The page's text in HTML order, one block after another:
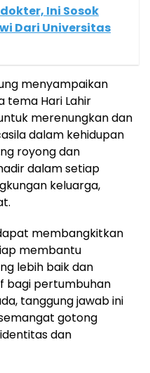
Ini Sosok
Dari Universitas
menyampaikan
tema Hari Lahir
merenungkan dan
dalam kehidupan
royong dan
dalam setiap
keluarga,
membangkitkan
membantu
lebih baik dan
bagi pertumbuhan
tanggung jawab ini
gotong
dan